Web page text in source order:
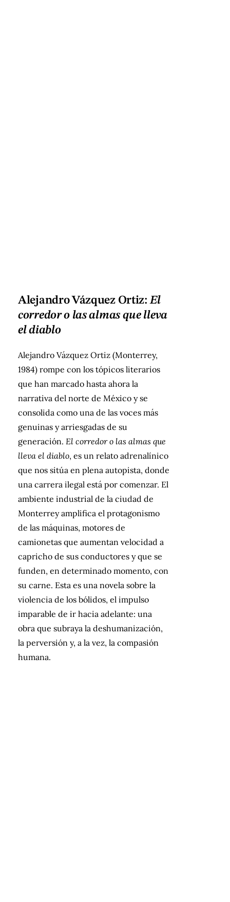
Alejandro Vázquez Ortiz:El
corredor o las almas que lleva
el diablo
Alejandro Vázquez Ortiz (Monterrey,
1984) rompe con los tópicos literarios
que han marcado hasta ahora la
narrativa del norte de México y se
consolida como una de las voces más
genuinas y arriesgadas de su
generación. El corredor o las almas que
lleva el diablo, es un relato adrenalínico
que nos sitúa en plena autopista, donde
una carrera ilegal está por comenzar. El
ambiente industrial de la ciudad de
Monterrey amplifica el protagonismo
de las máquinas, motores de
camionetas que aumentan velocidad a
capricho de sus conductores y que se
funden, en determinado momento, con
su carne. Esta es una novela sobre la
violencia de los bólidos, el impulso
imparable de ir hacia adelante: una
obra que subraya la deshumanización,
la perversión y, a la vez, la compasión
humana.